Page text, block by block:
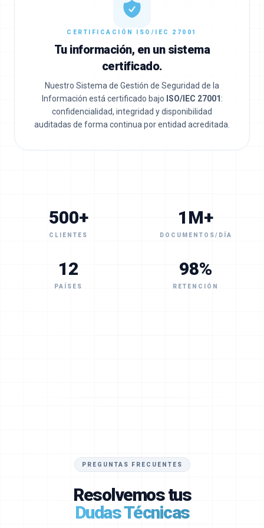
CERTIFICACIÓN ISO/IEC 27001
Tu información, en un sistema
certificado.
Nuestro Sistema de Gestión de Seguridad de la
Información está certificado bajo ISO/IEC 27001 :
confidencialidad, integridad y disponibilidad
auditadas de forma continua por entidad acreditada.
500+
CLIENTES
1M+
DOCUMENTOS/DÍA
12
PAÍSES
98%
RETENCIÓN
PREGUNTAS FRECUENTES
Resolvemos tus
Dudas Técnicas